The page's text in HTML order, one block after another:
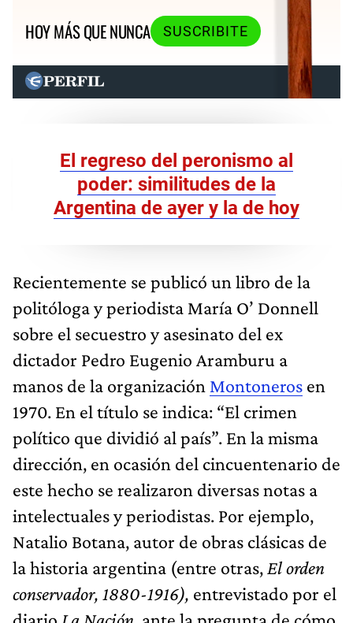
HOY MÁS QUE NUNCA
SUSCRIBITE
El regreso del peronismo al
poder: similitudes de la
Argentina de ayer y la de hoy
Recientemente se publicó un libro de la
politóloga y periodista María O’ Donnell
sobre el secuestro y asesinato del ex
dictador Pedro Eugenio Aramburu a
manos de la organización Montoneros en
1970. En el título se indica: “El crimen
político que dividió al país”. En la misma
dirección, en ocasión del cincuentenario de
este hecho se realizaron diversas notas a
intelectuales y periodistas. Por ejemplo,
Natalio Botana, autor de obras clásicas de
la historia argentina (entre otras, El orden
conservador, 1880-1916), entrevistado por el